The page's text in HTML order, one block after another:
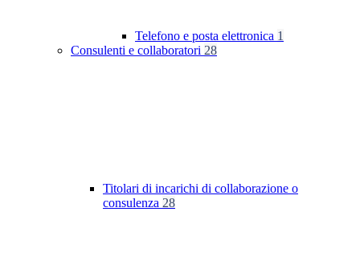
Telefono e posta elettronica 1
Consulenti e collaboratori 28
Titolari di incarichi di collaborazione o
consulenza 28